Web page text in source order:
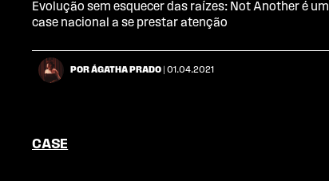
Evolução sem esquecer das raízes: Not Another é um
case nacional a se prestar atenção
POR ÁGATHA PRADO | 01.04.2021
CASE